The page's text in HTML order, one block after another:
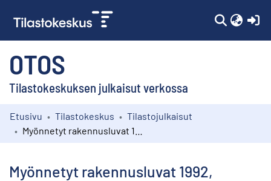
OTOS
Tilastokeskuksen julkaisut verkossa
Kokoelmat
Etusivu Tilastokeskus
Tilastojulkaisut
Myönnetyt rakennusluvat 1992,